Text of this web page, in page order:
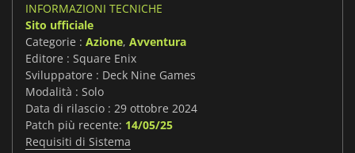
INFORMAZIONI TECNICHE
Sito ufficiale
Categorie : Azione, Avventura
Editore : Square Enix
Sviluppatore : Deck Nine Games
Modalità : Solo
Data di rilascio : 29 ottobre 2024
Patch più recente: 14/05/25
Requisiti di Sistema